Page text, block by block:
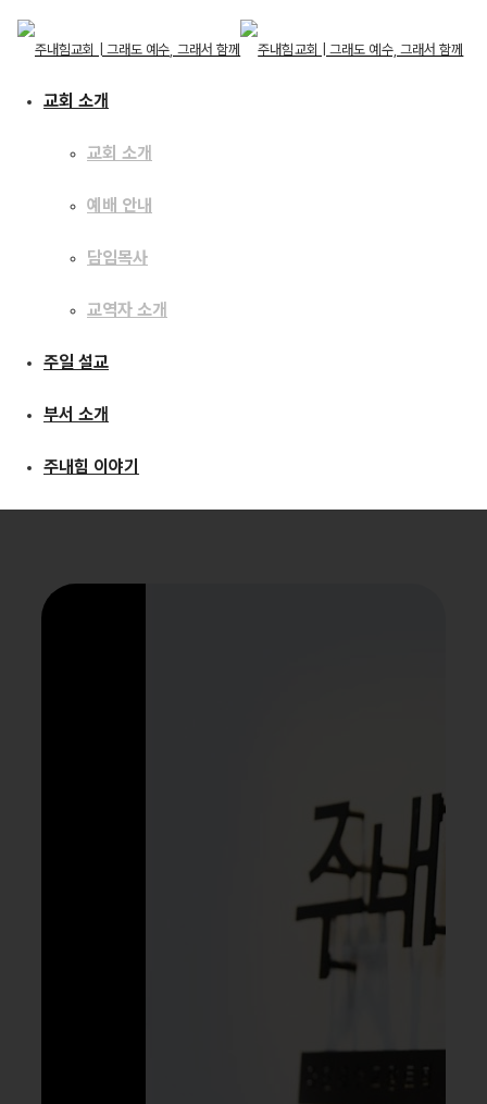
교회 소개
교회 소개
교역자 소개
주일 설교
부서 소개
주내힘 이야기
교회 소개
교회 소개
예배 안내
담임목사
교역자 소개
주일 설교
부서 소개
주내힘 이야기
주일 설교
[17.03.26]
예수이야기51 : 눈을 들어
주를 보라